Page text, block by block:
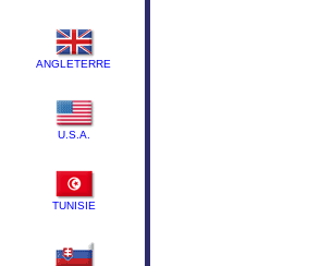
ANGLETERRE
U.S.A.
TUNISIE